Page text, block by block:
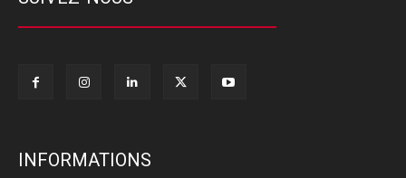
INFORMATIONS